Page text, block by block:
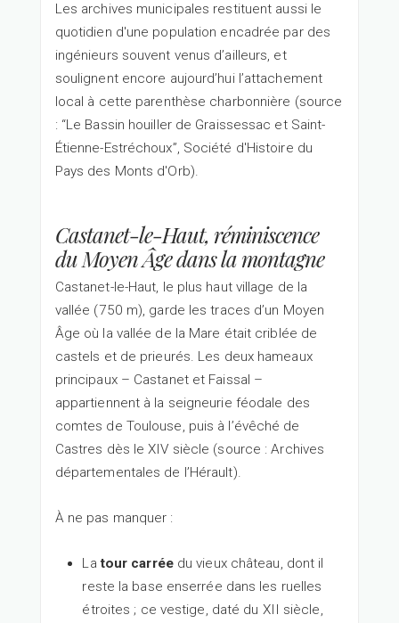
Les archives municipales restituent aussi le
quotidien d'une population encadrée par des
ingénieurs souvent venus d’ailleurs, et
soulignent encore aujourd’hui l’attachement
local à cette parenthèse charbonnière (source
: “Le Bassin houiller de Graissessac et Saint-
Étienne-Estréchoux”, Société d'Histoire du
Pays des Monts d'Orb).
Castanet-le-Haut, réminiscence
du Moyen Âge dans la montagne
Castanet-le-Haut, le plus haut village de la
vallée (750 m), garde les traces d’un Moyen
Âge où la vallée de la Mare était criblée de
castels et de prieurés. Les deux hameaux
principaux – Castanet et Faissal –
appartiennent à la seigneurie féodale des
comtes de Toulouse, puis à l’évêché de
Castres dès le XIV siècle (source : Archives
départementales de l’Hérault).
À ne pas manquer :
Latour carréedu vieux château, dont il
reste la base enserrée dans les ruelles
étroites ; ce vestige, daté du XII siècle,